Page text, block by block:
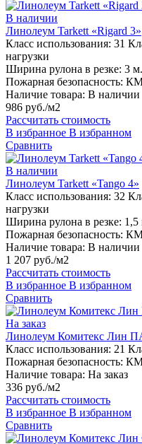
В наличии
Линолеум Tarkett «Rigard 3»
Класс использования: 31
нагрузки
Ширина рулона в резке: 3
Пожарная безопасность:
Наличие товара: В наличии
986 руб./м2
Рассчитать стоимость
В избранное В избранном
Сравнить
В наличии
Линолеум Tarkett «Tango 4»
Класс использования: 32
нагрузки
Ширина рулона в резке: 1,5
Пожарная безопасность:
Наличие товара: В наличии
1 207 руб./м2
Рассчитать стоимость
В избранное В избранном
Сравнить
На заказ
Линолеум Комитекс Лин
Класс использования: 21
Пожарная безопасность:
Наличие товара: На заказ
336 руб./м2
Рассчитать стоимость
В избранное В избранном
Сравнить